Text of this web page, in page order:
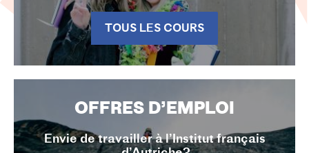
TOUS LES COURS
OFFRES D’EMPLOI
Envie de travailler à l’Institut français